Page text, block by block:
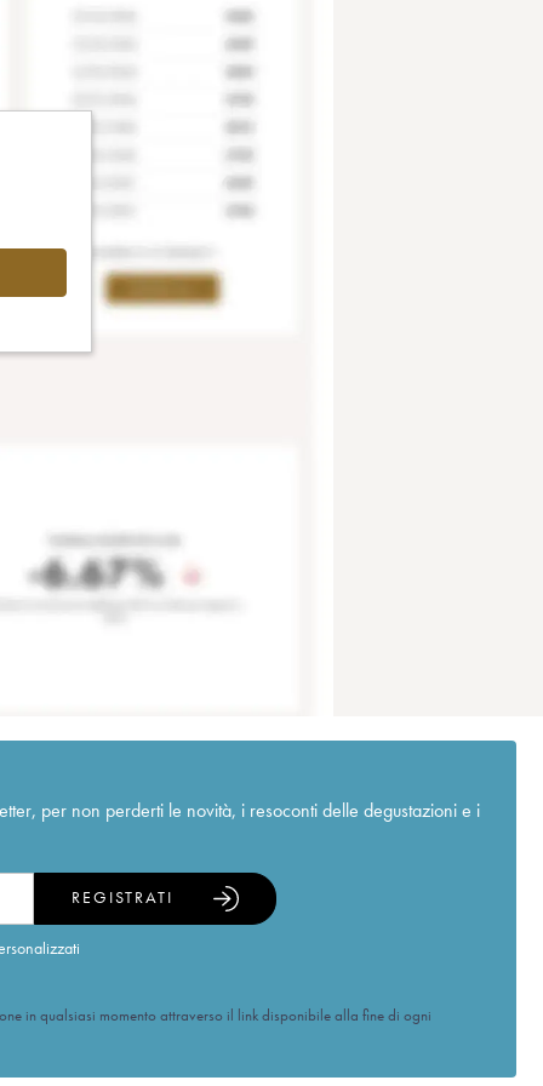
per non perderti le novità, i resoconti delle degustazioni e i
REGISTRATI
in qualsiasi momento attraverso il link disponibile alla fine di ogni